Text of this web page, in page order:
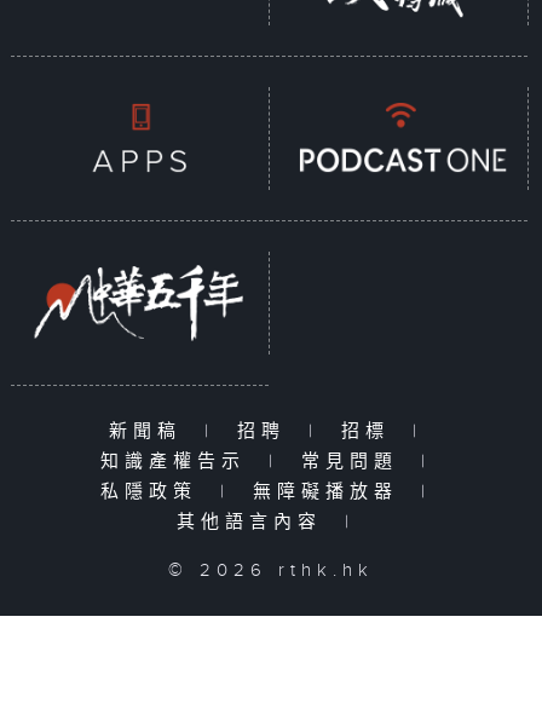
新聞稿 | 招聘 | 招標
|
知識產權告示
| 常見問題
|
私隱政策
| 無障礙播放器
|
其他語言內容
|
© 2026 rthk.hk